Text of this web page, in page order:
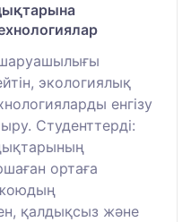
экологиялық
енгізу
Студенттерді:
ортаға
қалдықсыз және